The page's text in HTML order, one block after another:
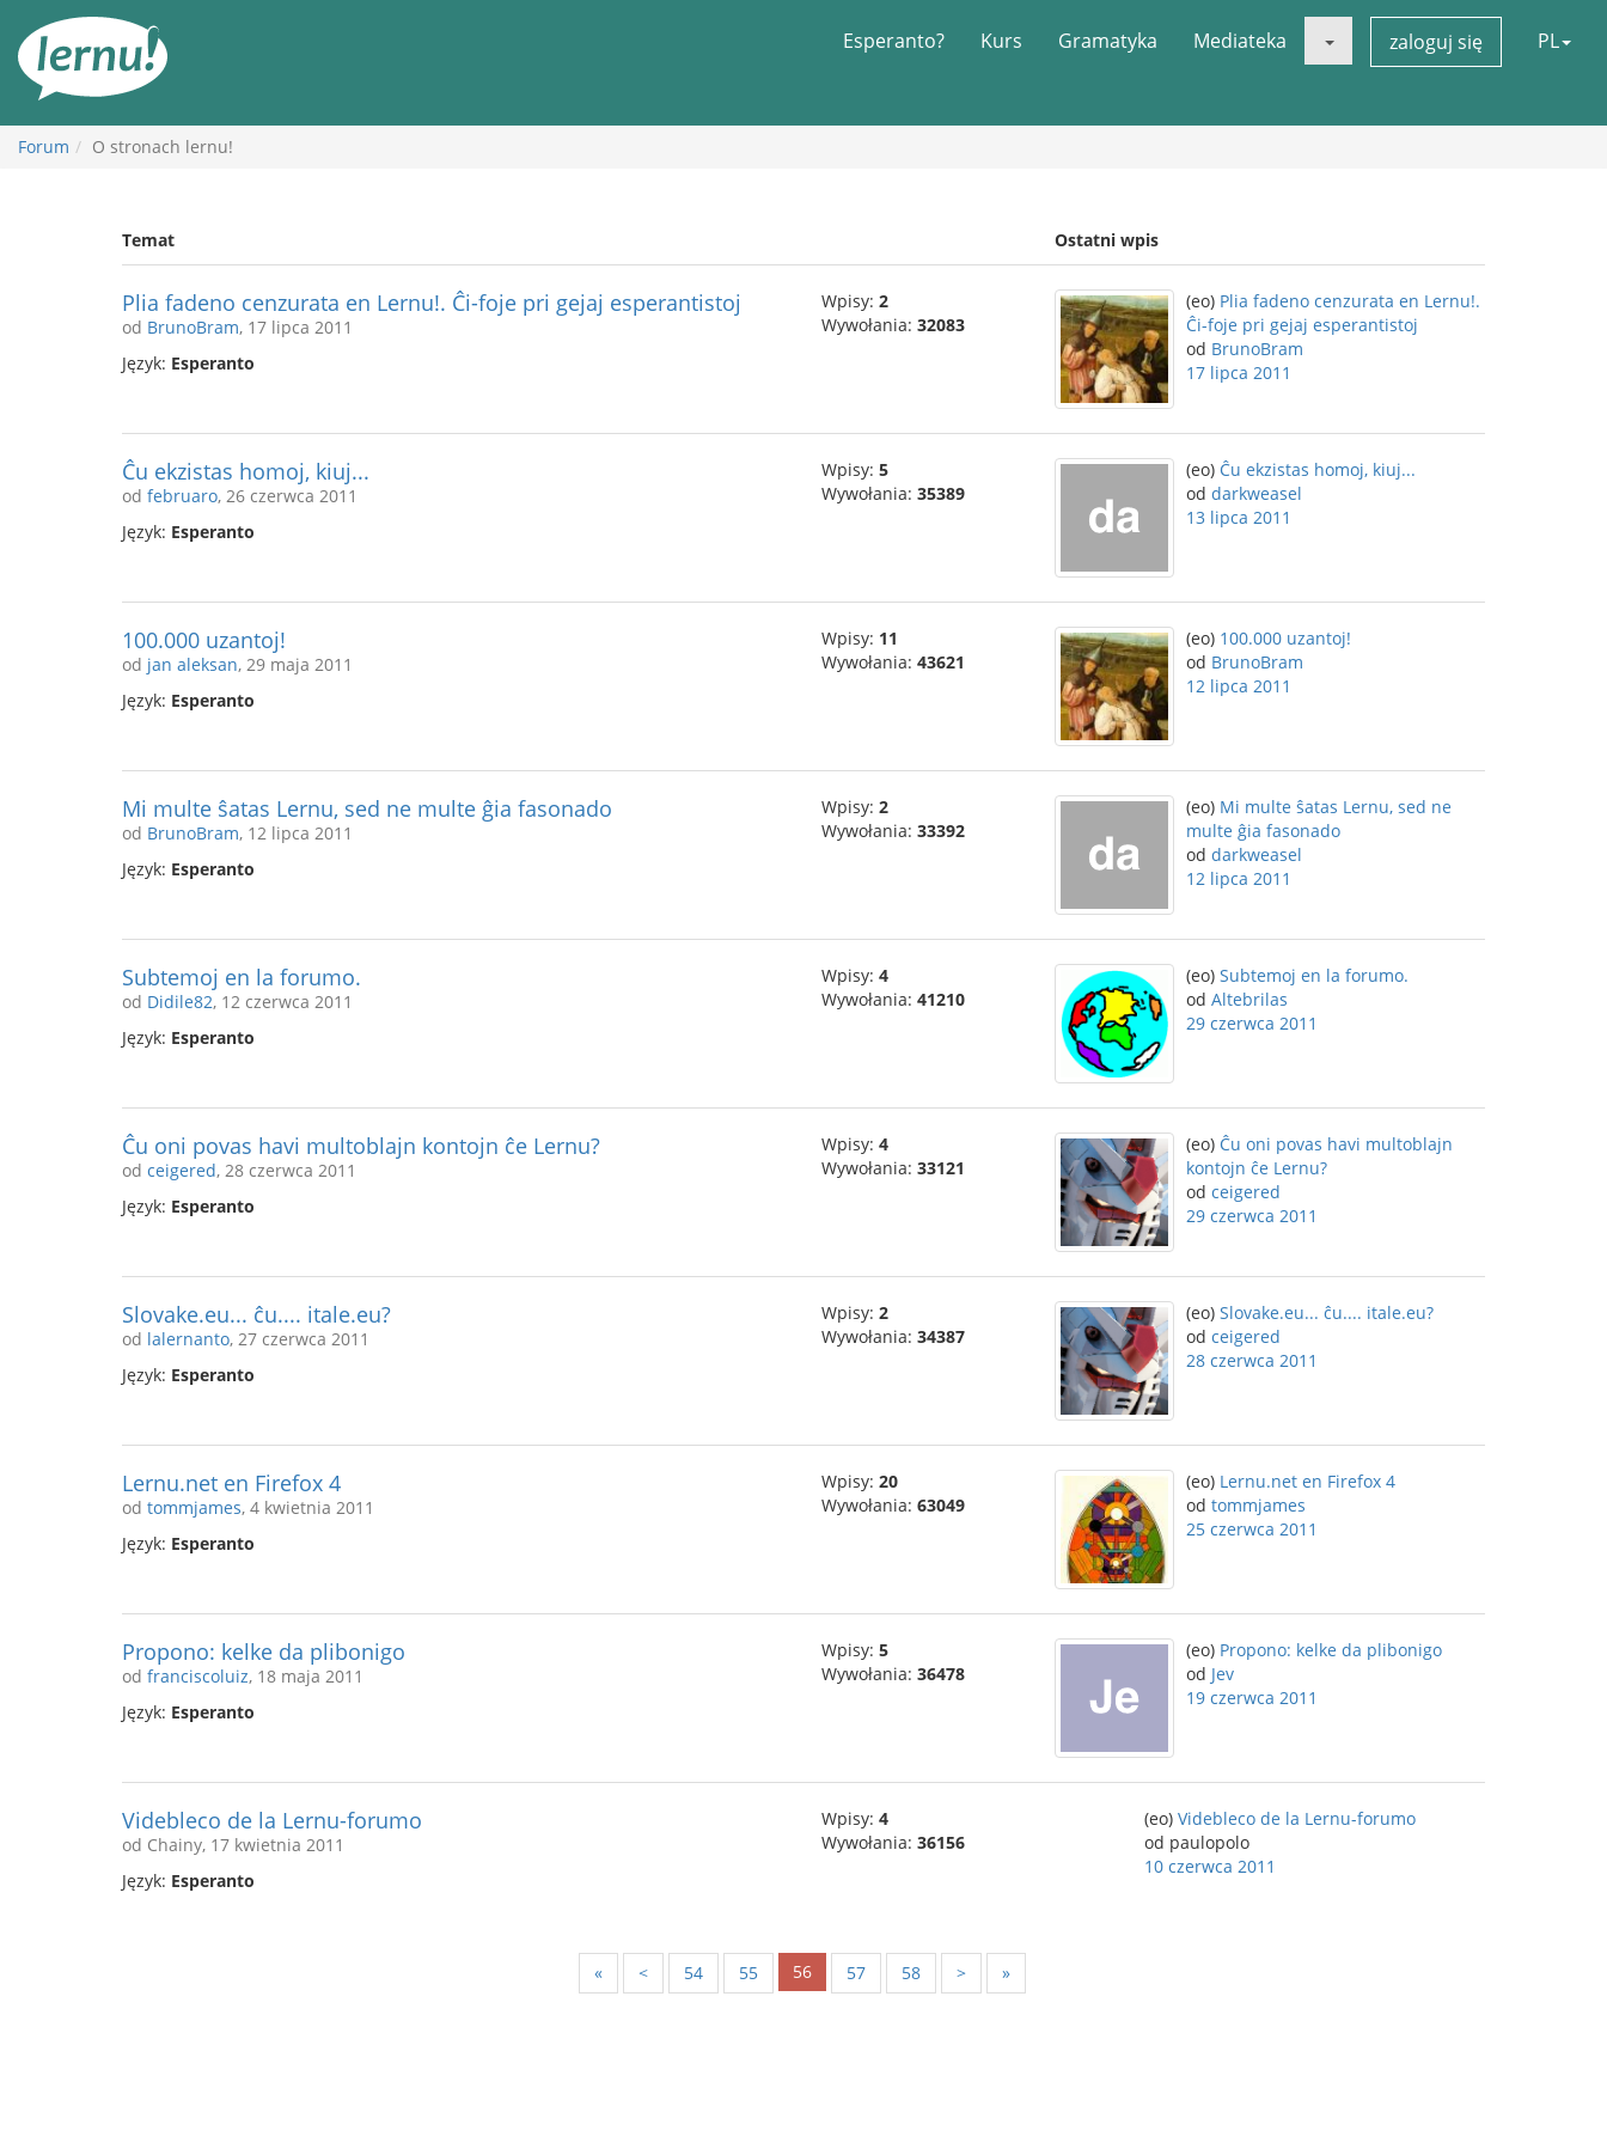
Esperanto? Kurs Gramatyka Mediateka zaloguj się PL
Forum O stronach lernu!
Temat Ostatni wpis
Plia fadeno cenzurata en Lernu!. Ĉi-foje pri gejaj esperantistoj
od BrunoBram, 17 lipca 2011
Język: Esperanto
Wpisy: 2
Wywołania: 32083
(eo) Plia fadeno cenzurata en Lernu!.
Ĉi-foje pri gejaj esperantistoj
od BrunoBram
17 lipca 2011
Ĉu ekzistas homoj, kiuj...
od februaro, 26 czerwca 2011
Język: Esperanto
Wpisy: 5
Wywołania: 35389
(eo) Ĉu ekzistas homoj, kiuj...
od darkweasel
13 lipca 2011
100.000 uzantoj!
od jan aleksan, 29 maja 2011
Język: Esperanto
Wpisy: 11
Wywołania: 43621
(eo) 100.000 uzantoj!
od BrunoBram
12 lipca 2011
Mi multe ŝatas Lernu, sed ne multe ĝia fasonado
od BrunoBram, 12 lipca 2011
Język: Esperanto
Wpisy: 2
Wywołania: 33392
(eo) Mi multe ŝatas Lernu, sed ne
multe ĝia fasonado
od darkweasel
12 lipca 2011
Subtemoj en la forumo.
od Didile82, 12 czerwca 2011
Język: Esperanto
Wpisy: 4
Wywołania: 41210
(eo) Subtemoj en la forumo.
od Altebrilas
29 czerwca 2011
Ĉu oni povas havi multoblajn kontojn ĉe Lernu?
od ceigered, 28 czerwca 2011
Język: Esperanto
Wpisy: 4
Wywołania: 33121
(eo) Ĉu oni povas havi multoblajn
kontojn ĉe Lernu?
od ceigered
29 czerwca 2011
Slovake.eu... ĉu.... itale.eu?
od lalernanto, 27 czerwca 2011
Język: Esperanto
Wpisy: 2
Wywołania: 34387
(eo) Slovake.eu... ĉu.... itale.eu?
od ceigered
28 czerwca 2011
Lernu.net en Firefox 4
od tommjames, 4 kwietnia 2011
Język: Esperanto
Wpisy: 20
Wywołania: 63049
(eo) Lernu.net en Firefox 4
od tommjames
25 czerwca 2011
Propono: kelke da plibonigo
od franciscoluiz, 18 maja 2011
Język: Esperanto
Wpisy: 5
Wywołania: 36478
(eo) Propono: kelke da plibonigo
od Jev
19 czerwca 2011
Videbleco de la Lernu-forumo
od Chainy, 17 kwietnia 2011
Język: Esperanto
Wpisy: 4
Wywołania: 36156
(eo) Videbleco de la Lernu-forumo
od paulopolo
10 czerwca 2011
« < 54 55 56 57 58 > »